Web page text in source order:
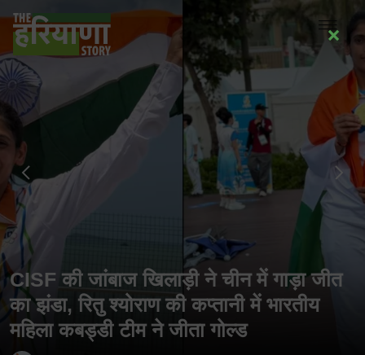
CISF की जांबाज खिलाड़ी ने चीन में गाड़ा जीत
का झंडा, रितु श्योराण की कप्तानी में भारतीय
महिला कबड्डी टीम ने जीता गोल्ड
×